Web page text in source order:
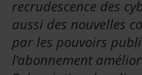
recrudescence des
aussi des nouvelles
par les pouvoirs
l’abonnement